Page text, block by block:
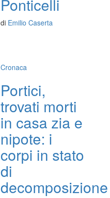
Ponticelli
di Emilio Caserta
Cronaca
Portici,
trovati morti
in casa zia e
nipote: i
corpi in stato
di
decomposizione